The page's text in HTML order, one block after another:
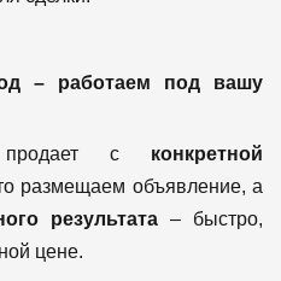
– работаем под вашу
продает с конкретной
размещаем объявление, а
результата – быстро,
цене.